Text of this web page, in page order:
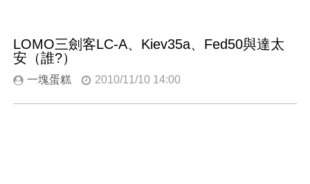
LOMO三劍客LC-A、Kiev35a、Fed50與達太
安（誰?）
一塊蛋糕 2010/11/10 14:00